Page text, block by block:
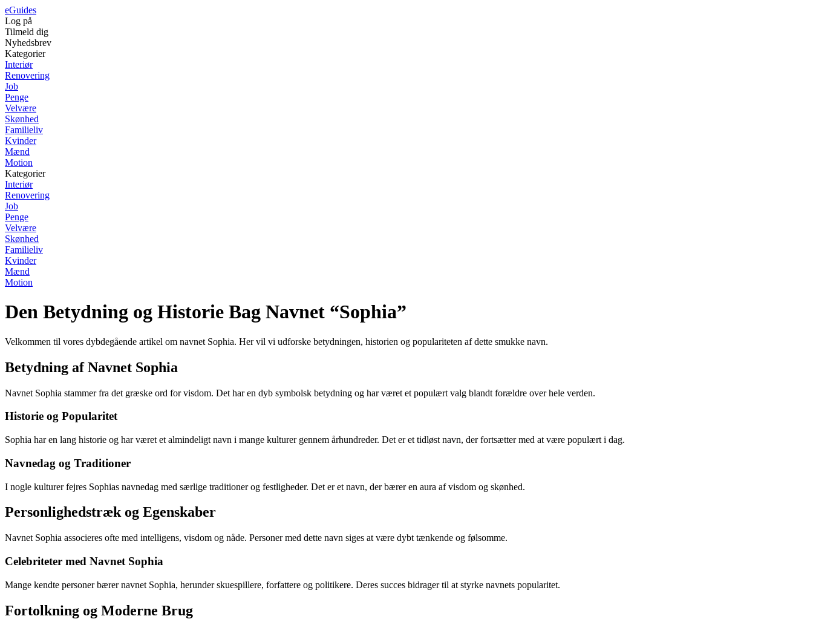
eGuides
Log på
Tilmeld dig
Nyhedsbrev
Kategorier
Interiør
Renovering
Job
Penge
Velvære
Skønhed
Familieliv
Kvinder
Mænd
Motion
Kategorier
Interiør
Renovering
Job
Penge
Velvære
Skønhed
Familieliv
Kvinder
Mænd
Motion
Den Betydning og Historie Bag Navnet “Sophia”
Velkommen til vores dybdegående artikel om navnet Sophia. Her vil vi udforske betydningen, historien og populariteten af dette smukke navn.
Betydning af Navnet Sophia
Navnet Sophia stammer fra det græske ord for visdom. Det har en dyb symbolsk betydning og har været et populært valg blandt forældre over hele verden.
Historie og Popularitet
Sophia har en lang historie og har været et almindeligt navn i mange kulturer gennem århundreder. Det er et tidløst navn, der fortsætter med at være populært i dag.
Navnedag og Traditioner
I nogle kulturer fejres Sophias navnedag med særlige traditioner og festligheder. Det er et navn, der bærer en aura af visdom og skønhed.
Personlighedstræk og Egenskaber
Navnet Sophia associeres ofte med intelligens, visdom og nåde. Personer med dette navn siges at være dybt tænkende og følsomme.
Celebriteter med Navnet Sophia
Mange kendte personer bærer navnet Sophia, herunder skuespillere, forfattere og politikere. Deres succes bidrager til at styrke navnets popularitet.
Fortolkning og Moderne Brug